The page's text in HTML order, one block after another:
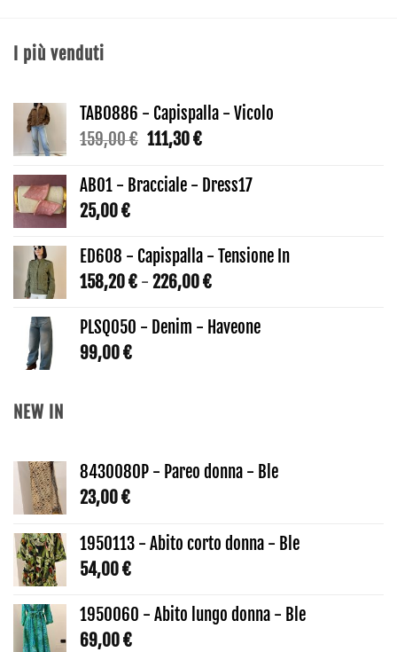
I più venduti
TAB0886 - Capispalla - Vicolo
159,00€ Il
originale
111,30€Il
attuale
AB01 - Bracciale - Dress17
25,00€
ED608 - Capispalla - Tensione In
158,20€ - 226,00€Fascia
prezzo:
PLSQ050 - Denim - Haveone
99,00€
NEW IN
8430080P - Pareo donna - Ble
23,00€
1950113 - Abito corto donna - Ble
54,00€
1950060 - Abito lungo donna - Ble
69,00€